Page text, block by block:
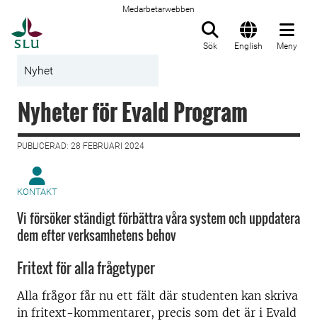
Medarbetarwebben
Sök English Meny
Nyhet
Nyheter för Evald Program
PUBLICERAD: 28 FEBRUARI 2024
KONTAKT
Vi försöker ständigt förbättra våra system och uppdatera
dem efter verksamhetens behov
Fritext för alla frågetyper
Alla frågor får nu ett fält där studenten kan skriva
in fritext-kommentarer, precis som det är i Evald